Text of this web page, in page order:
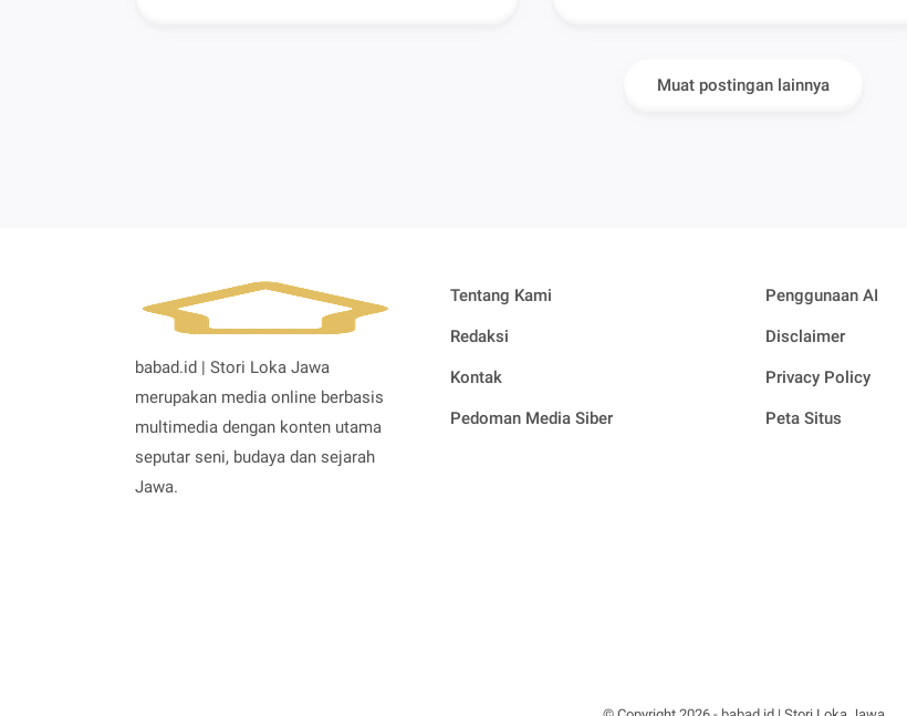
Muat postingan lainnya
babad.id | Stori Loka Jawa
merupakan media online berbasis
multimedia dengan konten utama
seputar seni, budaya dan sejarah
Jawa.
Tentang Kami
Redaksi
Kontak
Pedoman Media Siber
Penggunaan AI
Disclaimer
Privacy Policy
Peta Situs